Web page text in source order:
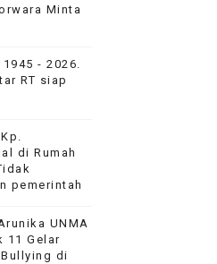
KE POLRES
dan Pasang Bendera
Generasi Berkarakter
Perkuat Sinergitas TNI-Polri
Entikong
Minta
- 2026.
RT siap
di Rumah
pemerintah
UNMA
11 Gelar
di